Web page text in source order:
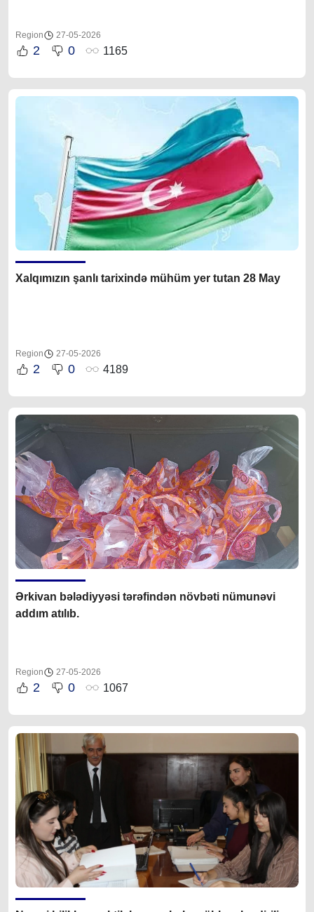
Region 27-05-2026
2 0 1165
Xalqımızın şanlı tarixində mühüm yer tutan 28 May
Region 27-05-2026
2 0 4189
Ərkivan bələdiyyəsi tərəfindən növbəti nümunəvi
addım atılıb.
Region 27-05-2026
2 0 1067